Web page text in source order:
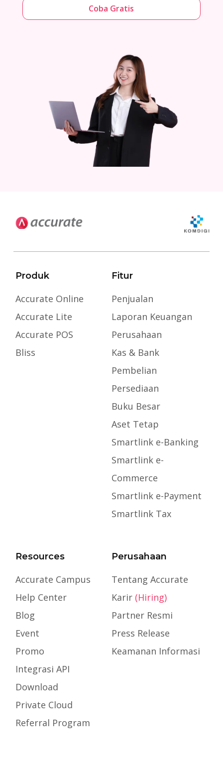
Coba Gratis
Produk
Accurate Online
Accurate Lite
Accurate POS
Bliss
Fitur
Penjualan
Laporan Keuangan
Perusahaan
Kas & Bank
Pembelian
Persediaan
Buku Besar
Aset Tetap
Smartlink e-Banking
Smartlink e-
Commerce
Smartlink e-Payment
Smartlink Tax
Resources
Accurate Campus
Help Center
Blog
Event
Promo
Integrasi API
Download
Private Cloud
Referral Program
Perusahaan
Tentang Accurate
Karir (Hiring)
Partner Resmi
Press Release
Keamanan Informasi